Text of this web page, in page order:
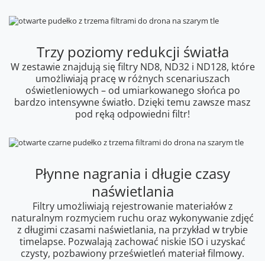
Trzy poziomy redukcji światła
W zestawie znajdują się filtry ND8, ND32 i ND128, które
umożliwiają pracę w różnych scenariuszach
oświetleniowych – od umiarkowanego słońca po
bardzo intensywne światło. Dzięki temu zawsze masz
pod ręką odpowiedni filtr!
Płynne nagrania i długie czasy
naświetlania
Filtry umożliwiają rejestrowanie materiałów z
naturalnym rozmyciem ruchu oraz wykonywanie zdjęć
z długimi czasami naświetlania, na przykład w trybie
timelapse. Pozwalają zachować niskie ISO i uzyskać
czysty, pozbawiony prześwietleń materiał filmowy.